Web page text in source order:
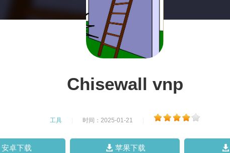
Chisewall vnp
工具 时间：2025-01-21
安卓下载 苹果下载